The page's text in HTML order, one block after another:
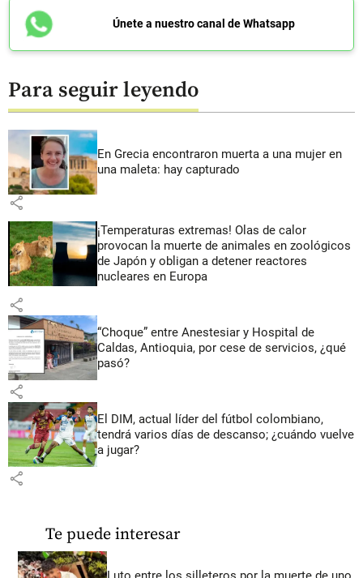
Únete a nuestro canal de Whatsapp
Para seguir leyendo
En Grecia encontraron muerta a una mujer en
una maleta: hay capturado
share
¡Temperaturas extremas! Olas de calor
provocan la muerte de animales en zoológicos
de Japón y obligan a detener reactores
nucleares en Europa
share
“Choque” entre Anestesiar y Hospital de
Caldas, Antioquia, por cese de servicios, ¿qué
pasó?
share
El DIM, actual líder del fútbol colombiano,
tendrá varios días de descanso; ¿cuándo vuelve
a jugar?
share
Te puede interesar